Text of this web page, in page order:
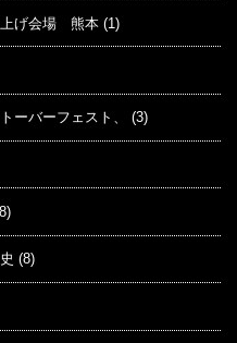
上げ会場 熊本 (1)
ーバーフェスト、 (3)
(8)